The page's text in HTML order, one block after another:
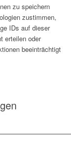
zu speichern
zustimmen,
IDs auf dieser
erteilen oder
beeinträchtigt